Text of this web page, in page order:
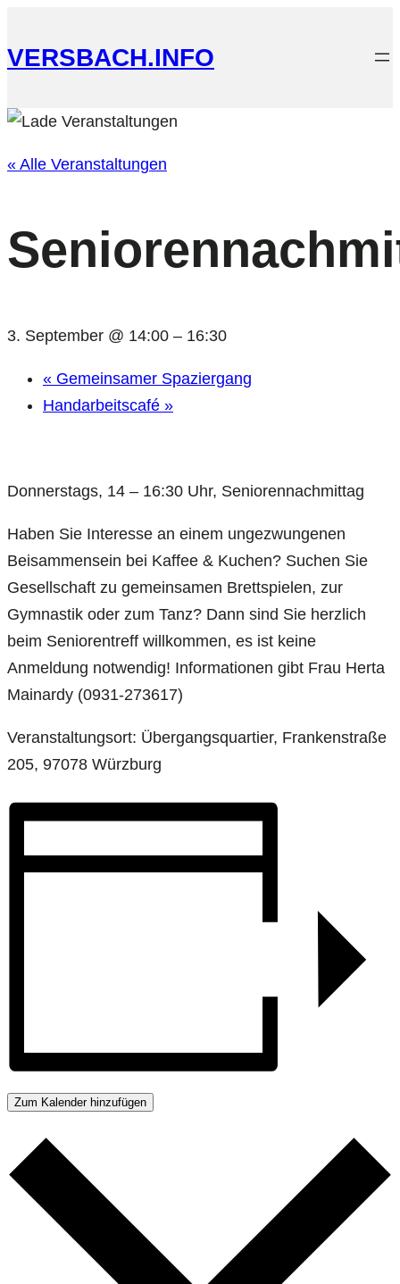
VERSBACH.INFO
« Alle Veranstaltungen
3. September @ 14:00 – 16:30
« Gemeinsamer Spaziergang
Handarbeitscafé »
Donnerstags, 14 – 16:30 Uhr, Seniorennachmittag
Haben Sie Interesse an einem ungezwungenen
Beisammensein bei Kaffee & Kuchen? Suchen Sie
Gesellschaft zu gemeinsamen Brettspielen, zur
Gymnastik oder zum Tanz? Dann sind Sie herzlich
beim Seniorentreff willkommen, es ist keine
Anmeldung notwendig! Informationen gibt Frau Herta
Mainardy (0931-273617)
Veranstaltungsort: Übergangsquartier, Frankenstraße
205, 97078 Würzburg
Zum Kalender hinzufügen